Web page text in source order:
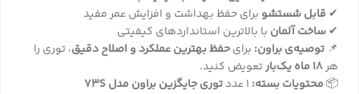
✔ قابل شستشو برای حفظ بهداشت و افزایش عمر مفید
✔ساخت آلمان با بالاترین استانداردهای کیفیتی
📌 توصیه‌ی براون: برایحفظ بهترین عملکرد و اصلاح دقیق، توری را
هر18 ماه یک‌بار
تعویض کنید.
📦محتویات بسته: توری جایگزین براون مدل 73S